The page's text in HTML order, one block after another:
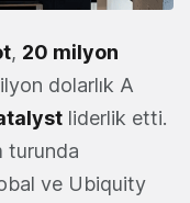
, 20 milyon
dolarlık A
liderlik etti.
turunda
ve Ubiquity